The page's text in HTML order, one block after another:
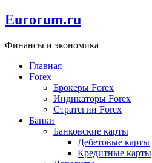
Eurorum.ru
Финансы и экономика
Главная
Forex
Брокеры Forex
Индикаторы Forex
Стратегии Forex
Банки
Банковские карты
Дебетовые карты
Кредитные карты